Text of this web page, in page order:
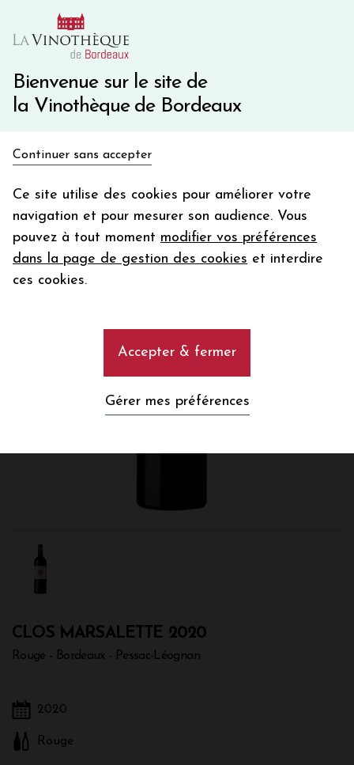
Bienvenue sur le site de
la Vinothèque de Bordeaux
Continuer sans accepter
Ce site utilise des cookies pour améliorer votre
navigation et pour mesurer son audience. Vous
pouvez à tout moment modifier vos préférences
dans la page de gestion des cookies et interdire
ces cookies.
Accepter & fermer
Gérer mes préférences
10€ de remise immédiate sur votre première commande
Une question ?
CLOS MARSALETTE 2020
Rouge - Bordeaux - Pessac-Léognan
2020
Rouge
en bon d'achat
Votre
email
En m’abonnant, j’accepte de recevoir la newsletter de la